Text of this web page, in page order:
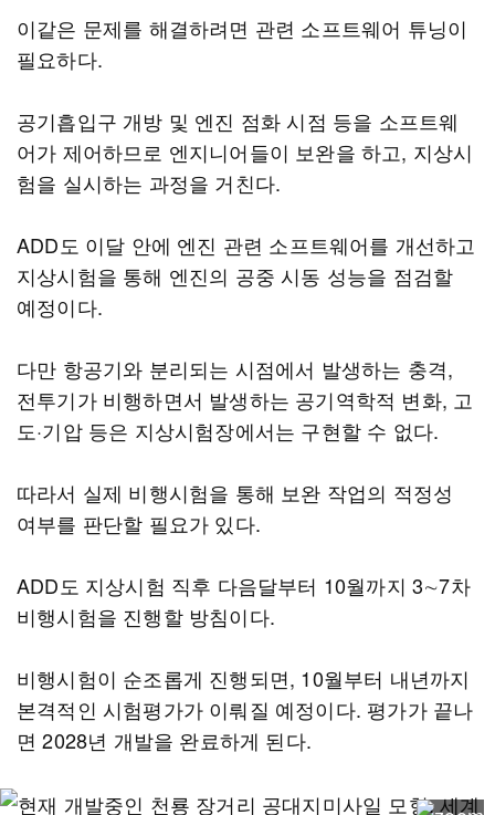
이같은 문제를 해결하려면 관련 소프트웨어 튜닝이
필요하다.
공기흡입구 개방 및 엔진 점화 시점 등을 소프트웨
어가 제어하므로 엔지니어들이 보완을 하고, 지상시
험을 실시하는 과정을 거친다.
ADD도 이달 안에 엔진 관련 소프트웨어를 개선하고
지상시험을 통해 엔진의 공중 시동 성능을 점검할
예정이다.
다만 항공기와 분리되는 시점에서 발생하는 충격,
전투기가 비행하면서 발생하는 공기역학적 변화, 고
도·기압 등은 지상시험장에서는 구현할 수 없다.
따라서 실제 비행시험을 통해 보완 작업의 적정성
여부를 판단할 필요가 있다.
ADD도 지상시험 직후 다음달부터 10월까지 3∼7차
비행시험을 진행할 방침이다.
비행시험이 순조롭게 진행되면, 10월부터 내년까지
본격적인 시험평가가 이뤄질 예정이다. 평가가 끝나
면 2028년 개발을 완료하게 된다.